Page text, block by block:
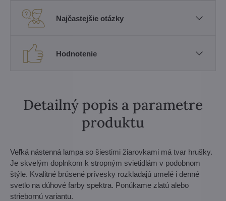
Najčastejšie otázky
Hodnotenie
Detailný popis a parametre
produktu
Veľká nástenná lampa so šiestimi žiarovkami má tvar hrušky.
Je skvelým doplnkom k stropným svietidlám v podobnom
štýle. Kvalitné brúsené prívesky rozkladajú umelé i denné
svetlo na dúhové farby spektra. Ponúkame zlatú alebo
striebornú variantu.